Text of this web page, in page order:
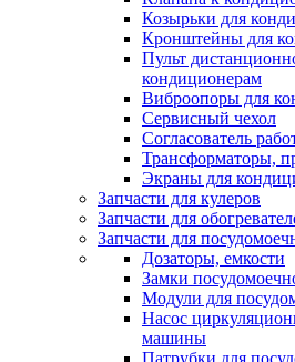
Козырьки для
Кронштейны для
Пульт
кондиционерам
Виброопоры для
Сервисный чехол
Согласователь
Трансформаторы,
Экраны для
Запчасти для кулеров
Запчасти для
Запчасти для
Дозаторы, емкости
Замки
Модули для
Насос
машины
Патрубки для